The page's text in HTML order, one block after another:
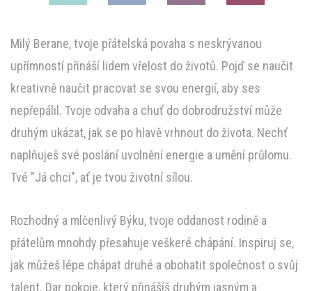
Milý Berane, tvoje přátelská povaha s neskrývanou
upřímností přináší lidem vřelost do životů. Pojď se naučit
kreativně naučit pracovat se svou energií, aby ses
nepřepálil. Tvoje odvaha a chuť do dobrodružství může
druhým ukázat, jak se po hlavě vrhnout do života. Nechť
naplňuješ své poslání uvolnění energie a umění průlomu.
Tvé "Já chci", ať je tvou životní sílou.
Rozhodný a mlčenlivý Býku, tvoje oddanost rodině a
přátelům mnohdy přesahuje veškeré chápání. Inspiruj se,
jak můžeš lépe chápat druhé a obohatit společnost o svůj
talent. Dar pokoje, který přinášíš druhým jasným a